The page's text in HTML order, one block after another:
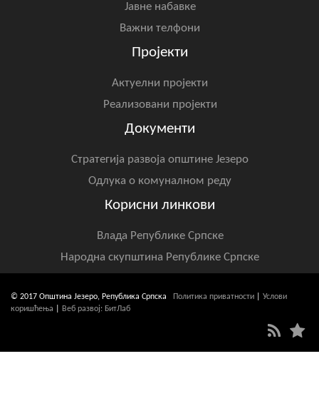
Јавне набавке
Важни телфони
Пројекти
Актуелни пројекти
Реализовани пројекти
Документи
Стратегија развоја општине Језеро
Одлука о комуналном реду
Корисни линкови
Влада Републике Српске
Народна скупштина Републике Српске
© 2017 Општина Језеро, Република Српска Политика приватности
Услови
коришћења
Веб развој: БитЛаб